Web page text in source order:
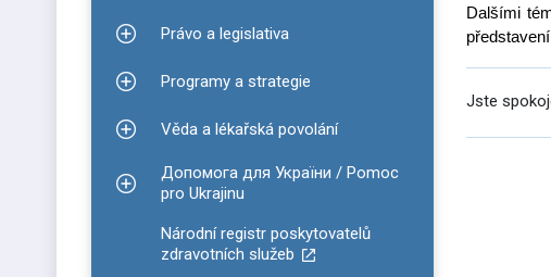
Zobrazit podmenu pro Právo a legislativa
Právo a legislativa
Zobrazit podmenu pro Programy a strategie
Programy a strategie
Zobrazit podmenu pro Věda a lékařská povolání
Věda a lékařská povolání
Zobrazit podmenu pro Допомога для України / Pomoc pro
Допомога для України / Pomoc
pro Ukrajinu
Národní registr poskytovatelů
zdravotních služeb
Dalšími
Jste